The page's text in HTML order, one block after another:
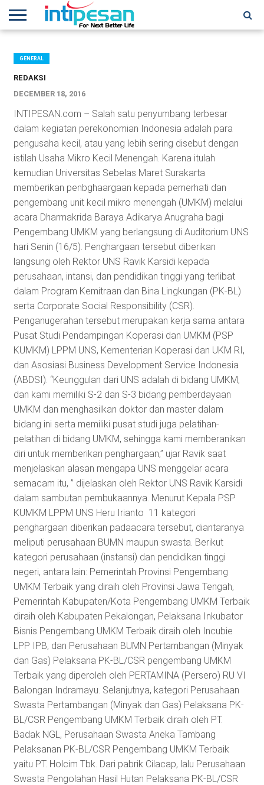
NEWS
CONFERENCES
TRAINING
IPSHOW
EVENT
IP
NETWORK
MORE
GENERAL
REDAKSI
DECEMBER 18, 2016
INTIPESAN.com – Salah satu penyumbang terbesar
dalam kegiatan perekonomian Indonesia adalah para
pengusaha kecil, atau yang lebih sering disebut dengan
istilah Usaha Mikro Kecil Menengah. Karena itulah
kemudian Universitas Sebelas Maret Surakarta
memberikan penbghaargaan kepada pemerhati dan
pengembang unit kecil mikro menengah (UMKM) melalui
acara Dharmakrida Baraya Adikarya Anugraha bagi
Pengembang UMKM yang berlangsung di Auditorium UNS
hari Senin (16/5). Penghargaan tersebut diberikan
langsung oleh Rektor UNS Ravik Karsidi kepada
perusahaan, intansi, dan pendidikan tinggi yang terlibat
dalam Program Kemitraan dan Bina Lingkungan (PK-BL)
serta Corporate Social Responsibility (CSR).
Penganugerahan tersebut merupakan kerja sama antara
Pusat Studi Pendampingan Koperasi dan UMKM (PSP
KUMKM) LPPM UNS, Kementerian Koperasi dan UKM RI,
dan Asosiasi Business Development Service Indonesia
(ABDSI). “Keunggulan dari UNS adalah di bidang UMKM,
dan kami memiliki S-2 dan S-3 bidang pemberdayaan
UMKM dan menghasilkan doktor dan master dalam
bidang ini serta memiliki pusat studi juga pelatihan-
pelatihan di bidang UMKM, sehingga kami memberanikan
diri untuk memberikan penghargaan,” ujar Ravik saat
menjelaskan alasan mengapa UNS menggelar acara
semacam itu, ” dijelaskan oleh Rektor UNS Ravik Karsidi
dalam sambutan pembukaannya. Menurut Kepala PSP
KUMKM LPPM UNS Heru Irianto 11 kategori
penghargaan diberikan padaacara tersebut, diantaranya
meliputi perusahaan BUMN maupun swasta. Berikut
kategori perusahaan (instansi) dan pendidikan tinggi
negeri, antara lain: Pemerintah Provinsi Pengembang
UMKM Terbaik yang diraih oleh Provinsi Jawa Tengah,
Pemerintah Kabupaten/Kota Pengembang UMKM Terbaik
diraih oleh Kabupaten Pekalongan, Pelaksana Inkubator
Bisnis Pengembang UMKM Terbaik diraih oleh Incubie
LPP IPB, dan Perusahaan BUMN Pertambangan (Minyak
dan Gas) Pelaksana PK-BL/CSR pengembang UMKM
Terbaik yang diperoleh oleh PERTAMINA (Persero) RU VI
Balongan Indramayu. Selanjutnya, kategori Perusahaan
Swasta Pertambangan (Minyak dan Gas) Pelaksana PK-
BL/CSR Pengembang UMKM Terbaik diraih oleh PT.
Badak NGL, Perusahaan Swasta Aneka Tambang
Pelaksanan PK-BL/CSR Pengembang UMKM Terbaik
yaitu PT. Holcim Tbk. Dari pabrik Cilacap, lalu Perusahaan
Swasta Pengolahan Hasil Hutan Pelaksana PK-BL/CSR